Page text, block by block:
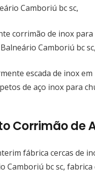
Camboriú bc sc,
corrimão de inox
Camboriú bc
escada de inox
de aço inox para
Corrimão de
fábrica cercas de
Camboriú bc sc,
& Inox